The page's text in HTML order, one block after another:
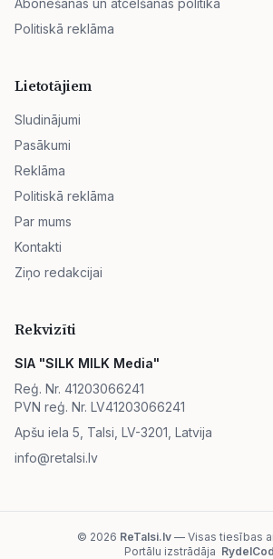
Abonēšanas un atcelšanas politika
Politiskā reklāma
Lietotājiem
Sludinājumi
Pasākumi
Reklāma
Politiskā reklāma
Par mums
Kontakti
Ziņo redakcijai
Rekvizīti
SIA "SILK MILK Media"
Reģ. Nr. 41203066241
PVN reģ. Nr. LV41203066241
Apšu iela 5, Talsi, LV-3201, Latvija
info@retalsi.lv
© 2026 ReTalsi.lv— Visas tiesības
Portālu izstrādāja